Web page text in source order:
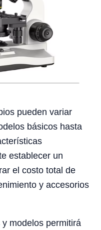
pueden variar
básicos hasta
establecer un
el costo total de
y accesorios
modelos permitirá